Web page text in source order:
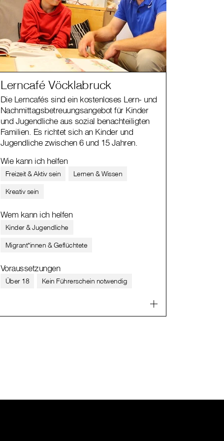
Lerncafé Vöcklabruck
Die Lerncafés sind ein kostenloses Lern- und
Nachmittagsbetreuungsangebot für Kinder
und Jugendliche aus sozial benachteiligten
Familien. Es richtet sich an Kinder und
Jugendliche zwischen 6 und 15 Jahren.
Wie kann ich helfen
Freizeit & Aktiv sein
Lernen & Wissen
Kreativ sein
Wem kann ich helfen
Kinder & Jugendliche
Migrant*innen & Geflüchtete
Voraussetzungen
Über 18 Kein Führerschein notwendig